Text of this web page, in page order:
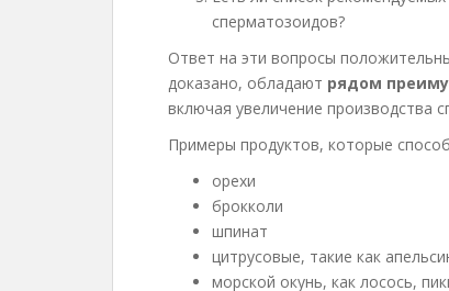
сперматозоидов?
Ответ на эти вопросы
доказано, обладают рядом
включая увеличение производства
Примеры продуктов, которые
орехи
брокколи
шпинат
цитрусовые, такие как
морской окунь, как лосось,